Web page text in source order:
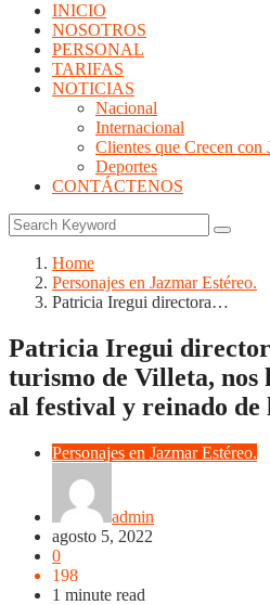
INICIO
NOSOTROS
PERSONAL
TARIFAS
NOTICIAS
Nacional
Internacional
Clientes que Crecen con
Deportes
CONTÁCTENOS
Home
Personajes en Jazmar Estéreo.
Patricia Iregui directora…
Patricia Iregui
turismo de Villeta, nos
al festival y reinado de
Personajes en Jazmar Estéreo.
admin
agosto 5, 2022
0
198
1 minute read